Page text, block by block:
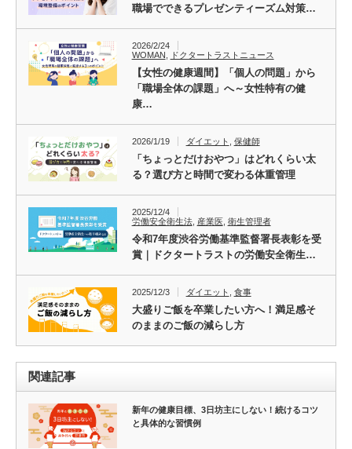
職場でできるプレゼンティーズム対策…
2026/2/24
WOMAN
ドクタートラストニュース
【女性の健康週間】「個人の問題」から
「職場全体の課題」へ～女性特有の健
康…
2026/1/19 ダイエット 保健師
「ちょっとだけおやつ」はどれくらい太
る？選び方と時間で変わる体重管理
2025/12/4
労働安全衛生法, 産業医, 衛生管理者
令和7年度渋谷労働基準監督署長表彰を受
賞｜ドクタートラストの労働安全衛生…
2025/12/3 ダイエット 食事
大盛りご飯を卒業したい方へ！満足感そ
のままのご飯の減らし方
関連記事
新年の健康目標、3日坊主にしない！続けるコツ
と具体的な習慣例